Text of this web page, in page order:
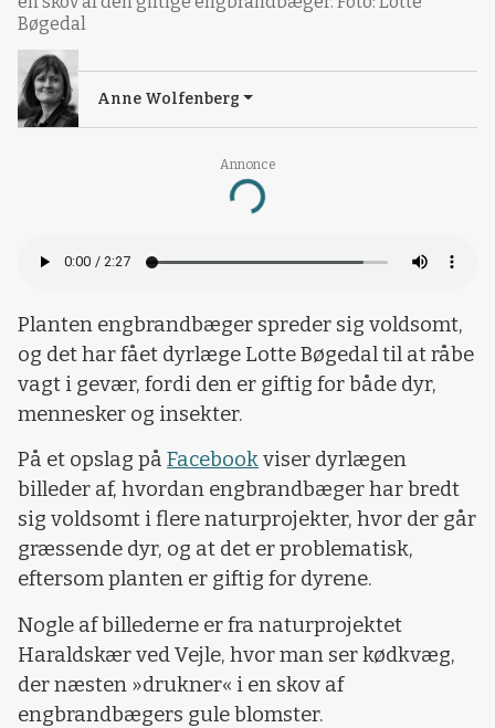
Annonce
Loading...
Bøgedal
Anne Wolfenberg
Planten engbrandbæger spreder sig voldsomt,
og det har fået dyrlæge Lotte Bøgedal til at råbe
vagt i gevær, fordi den er giftig for både dyr,
mennesker og insekter.
På et opslag på Facebookviser dyrlægen
billeder af, hvordan engbrandbæger har bredt
sig voldsomt i flere naturprojekter, hvor der går
græssende dyr, og at det er problematisk,
eftersom planten er giftig for dyrene.
Nogle af billederne er fra naturprojektet
Haraldskær ved Vejle, hvor man ser kødkvæg,
der næsten »drukner« i en skov af
engbrandbægers gule blomster.